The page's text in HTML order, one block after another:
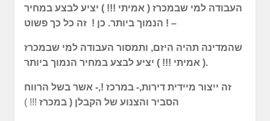
העבודה למי שבמכרז ( אמיתי !!! ) יציע לבצע במחיר
הנמוך ביותר. כן ! זה כל כך פשוט ! –
שהמדינה תהיה היזם, ותמסור העבודה למי שבמכרז
( אמיתי !!! ) יציע לבצע במחיר הנמוך ביותר.
זה ייצור מיידית דירות,- במרכז !,- אשר בשל הרווח
הסביר והצנוע של הקבלן ( במכרז !!! )